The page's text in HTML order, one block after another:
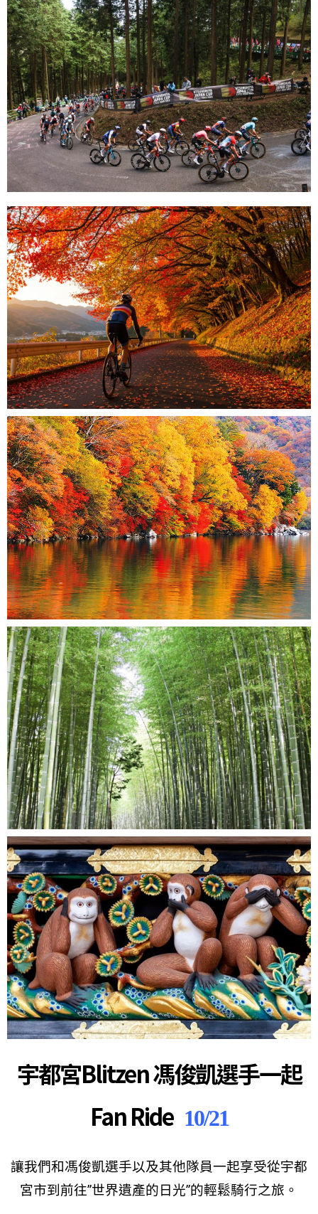
宇都宮Blitzen馮俊凱選手一起
Fan Ride 10/21
讓我們和馮俊凱選手以及其他隊員一起享受從宇都
宮市到前往”世界遺產的日光”的輕鬆騎行之旅。